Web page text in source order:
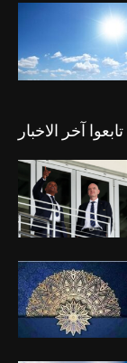
تابعوا آخر الاخبار